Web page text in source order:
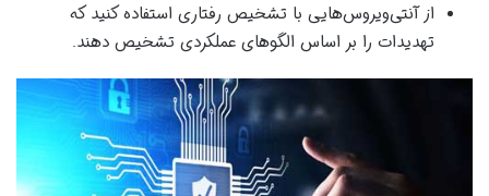
از آنتی‌ویروس‌هایی با تشخیص رفتاری استفاده کنید که
تهدیدات را بر اساس الگوهای عملکردی تشخیص دهند.